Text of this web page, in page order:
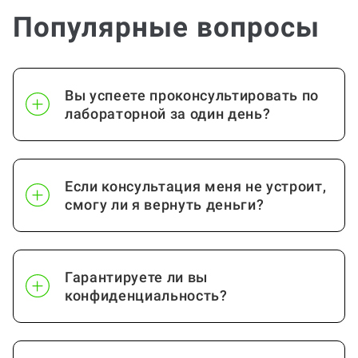
Популярные вопросы
Вы успеете проконсультировать по
лабораторной за один день?
Если консультация меня не устроит,
смогу ли я вернуть деньги?
Гарантируете ли вы
конфиденциальность?